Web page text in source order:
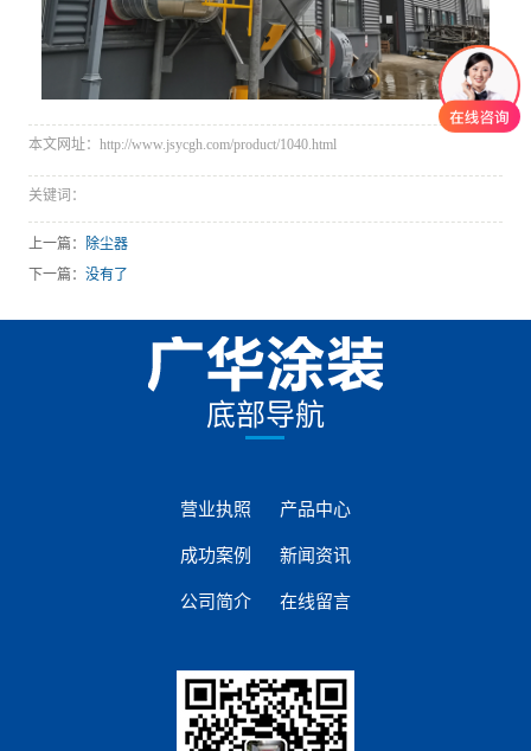
本文网址：http://www.jsycgh.com/product/1040.html
关键词：
上一篇：
除尘器
下一篇： 没有了
底部导航
营业执照 产品中心
成功案例 新闻资讯
公司简介 在线留言